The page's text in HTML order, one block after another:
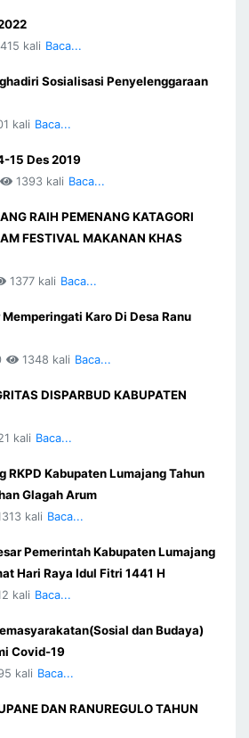
kali Baca...
Sosialisasi Penyelenggaraan
kali Baca...
15 Des 2019
1393 kali Baca...
RAIH PEMENANG KATAGORI
FESTIVAL MAKANAN KHAS
1377 kali Baca...
Karo Di Desa Ranu
1348 kali Baca...
DISPARBUD KABUPATEN
kali Baca...
RKPD Kabupaten Lumajang Tahun
Glagah Arum
kali Baca...
Pemerintah Kabupaten Lumajang
Hari Raya Idul Fitri 1441 H
kali Baca...
dan Budaya)
Covid-19
kali Baca...
DAN RANUREGULO TAHUN